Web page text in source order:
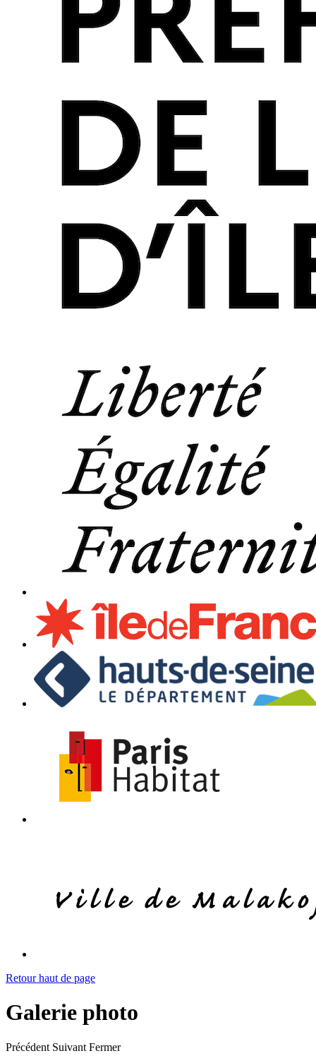
Retour haut de page
Galerie photo
Précédent Suivant Fermer